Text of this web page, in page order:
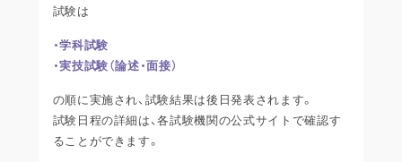
試験は
・学科試験
・実技試験（論述・面接）
の順に実施され、試験結果は後日発表されます。
試験日程の詳細は、各試験機関の公式サイトで確認す
ることができます。